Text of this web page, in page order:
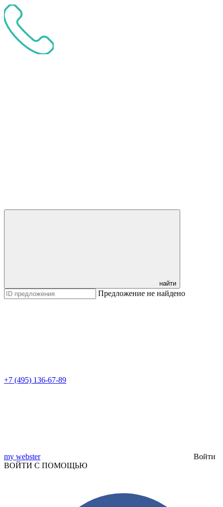
найти
Предложение не найдено
+7 (495) 136-67-89
my webster
Войти
ВОЙТИ С ПОМОЩЬЮ